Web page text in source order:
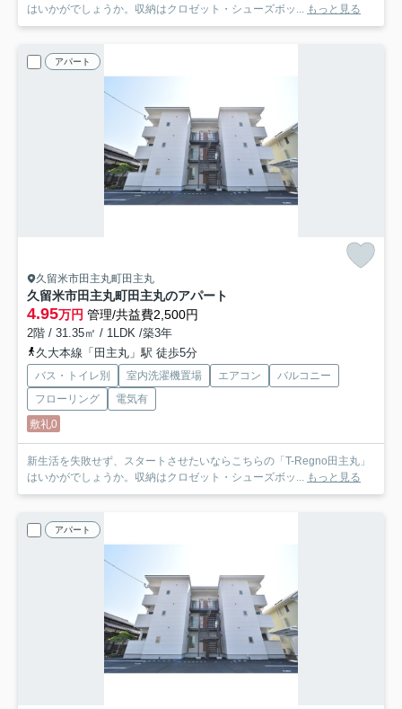
はいかがでしょうか。収納はクロゼット・シューズボッ... もっと見る
アパート
久留米市田主丸町田主丸
久留米市田主丸町田主丸のアパート
4.95万円 管理/共益費2,500円
2階 / 31.35㎡ / 1LDK /築3年
久大本線「田主丸」駅 徒歩5分
バス・トイレ別 室内洗濯機置場 エアコン
バルコニー
フローリング
電気有
敷礼0
新生活を失敗せず、スタートさせたいならこちらの「T-Regno田主丸」
はいかがでしょうか。収納はクロゼット・シューズボッ... もっと見る
アパート